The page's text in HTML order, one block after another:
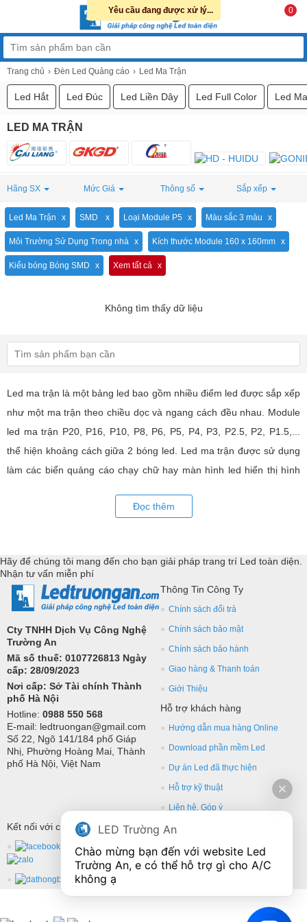
0
Trang chủ Đèn Led Quảng cáo Led Ma Trận
Led Hắt Led Đúc Led Liền Dây Led Full Color Led
LED MA TRẬN
Hãng SX Mức Giá Thông số Sắp xếp
Led Ma Trận SMD Loại Module P5 Màu sắc 3 màu
Môi Trường Sử Dụng Trong nhà Kích thước Module 160 x 160mm
Kiểu bóng Bóng SMD Xem tất cả
Không tìm thấy dữ liệu
Led ma trận là một bảng led bao gồm nhiều điểm led được sắp xếp
như một ma trận theo chiều dọc và ngang cách đều nhau. Module
led ma trận P20, P16, P10, P8, P6, P5, P4, P3, P2.5, P2, P1.5,...
thể hiện khoảng cách giữa 2 bóng led. Led ma trận được sử dụng
làm các biển quảng cáo chạy chữ hay màn hình led hiển thị hình
nhiều lĩnh vực của cuộc sống. LED Trường An cung cấp tất cả các
YRL,...Tư vấn giả pháp, hỗ trợ kỹ thuật chuyên sâu cho các
ứng dụng trang trí led.
Đọc thêm
Hãy để chúng tôi mang đến cho bạn giải pháp trang trí Led toàn diện.
Nhận tư vấn miễn phí
Cty TNHH Dịch Vụ Công Nghệ
Trường An
Mã số thuế: 0107726813 Ngày
cấp: 28/09/2023
Nơi cấp: Sở Tài chính Thành
phố Hà Nội
Hotline: 0988 550 568
E-mail: ledtruongan@gmail.com
Số 22, Ngõ 141/184 phố Giáp
Nhị, Phường Hoàng Mai, Thành
phố Hà Nội, Việt Nam
Thông Tin Công Ty
Chính sách đổi trả
Chính sách bảo mật
Chính sách bảo hành
Giao hàng & Thanh toán
Giới Thiệu
Hỗ trợ khách hàng
Hướng dẫn mua hàng Online
Download phần mềm Led
Dự án Led đã thực hiện
Hỗ trợ kỹ thuật
Liên hệ, Góp ý
Kết nối với chúng tôi
Yêu cầu đang được xử lý...
LED Trường An
Chào mừng bạn đến với website Led
Trường An, e có thể hỗ trợ gì cho A/C
không ạ